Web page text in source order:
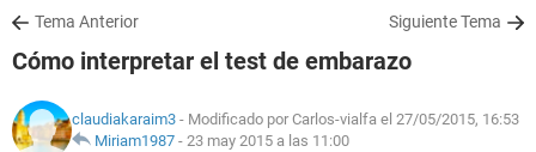
SALUD
NUTRICIÓN
Tema Anterior Siguiente Tema
Cómo interpretar el test de embarazo
claudiakaraim3 - Modificado por Carlos-vialfa el 27/05/2015, 16:53
Miriam1987 - 23 may 2015 a las 11:00